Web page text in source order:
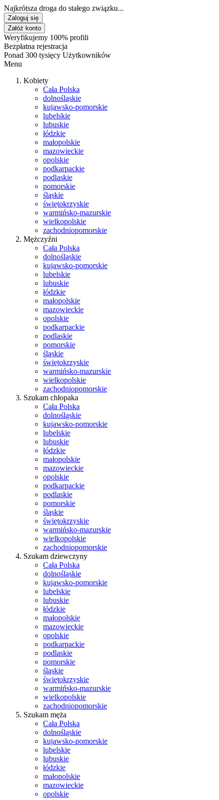
Najkrótsza droga do stałego związku...
Zaloguj się
Załóż konto
Weryfikujemy 100% profili
Bezpłatna rejestracja
Ponad 300 tysięcy Użytkowników
Menu
Kobiety
Cała Polska
dolnośląskie
kujawsko-pomorskie
lubelskie
lubuskie
łódzkie
małopolskie
mazowieckie
opolskie
podkarpackie
podlaskie
pomorskie
śląskie
świętokrzyskie
warmińsko-mazurskie
wielkopolskie
zachodniopomorskie
Mężczyźni
Cała Polska
dolnośląskie
kujawsko-pomorskie
lubelskie
lubuskie
łódzkie
małopolskie
mazowieckie
opolskie
podkarpackie
podlaskie
pomorskie
śląskie
świętokrzyskie
warmińsko-mazurskie
wielkopolskie
zachodniopomorskie
Szukam chłopaka
Cała Polska
dolnośląskie
kujawsko-pomorskie
lubelskie
lubuskie
łódzkie
małopolskie
mazowieckie
opolskie
podkarpackie
podlaskie
pomorskie
śląskie
świętokrzyskie
warmińsko-mazurskie
wielkopolskie
zachodniopomorskie
Szukam dziewczyny
Cała Polska
dolnośląskie
kujawsko-pomorskie
lubelskie
lubuskie
łódzkie
małopolskie
mazowieckie
opolskie
podkarpackie
podlaskie
pomorskie
śląskie
świętokrzyskie
warmińsko-mazurskie
wielkopolskie
zachodniopomorskie
Szukam męża
Cała Polska
dolnośląskie
kujawsko-pomorskie
lubelskie
lubuskie
łódzkie
małopolskie
mazowieckie
opolskie